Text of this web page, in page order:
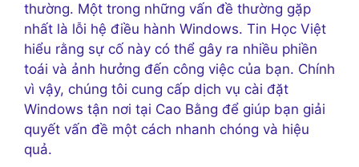
thường. Một trong những vấn đề thường gặp
nhất là lỗi hệ điều hành Windows. Tin Học Việt
hiểu rằng sự cố này có thể gây ra nhiều phiền
toái và ảnh hưởng đến công việc của bạn. Chính
vì vậy, chúng tôi cung cấp dịch vụ cài đặt
Windows tận nơi tại Cao Bằng để giúp bạn giải
quyết vấn đề một cách nhanh chóng và hiệu
quả.